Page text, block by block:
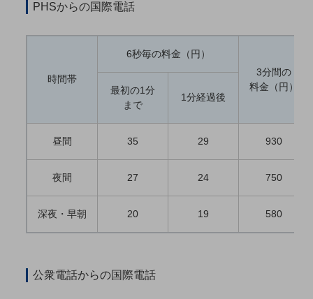
業種・業態で探すTOP
モビリティ
PHSからの国際電話
時間帯
6秒毎の料金（円）
3分間の
料金（円）
最初の1分
まで
1分経過後
昼間 35 29 930
夜間 27 24 750
深夜・早朝 20 19 580
公衆電話からの国際電話